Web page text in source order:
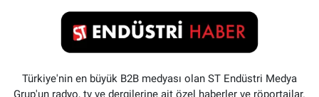
Türkiye'nin en büyük B2B medyası olan ST Endüstri Medya
Grup'un radyo, tv ve dergilerine ait özel haberler ve röportajlar.